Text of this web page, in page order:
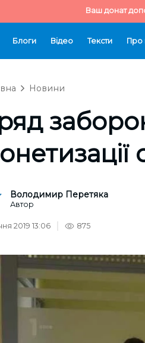
Ваш донат
Блоги Відео Тексти Про
Новини
Володимир Перетяка
Автор
2019 13:06 875